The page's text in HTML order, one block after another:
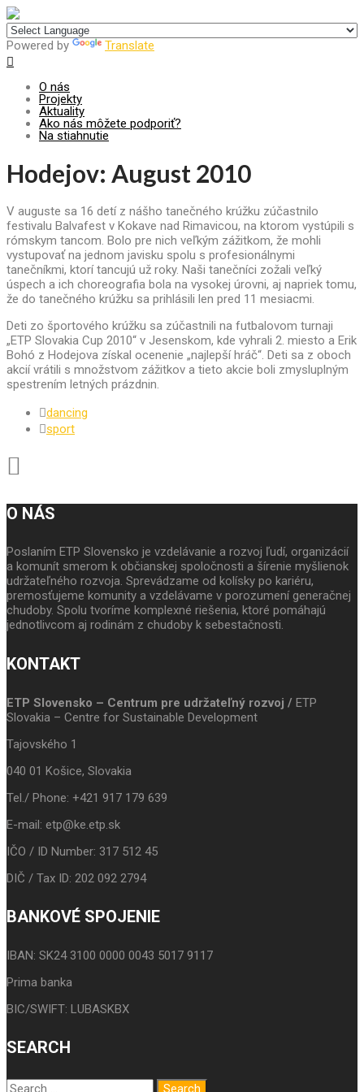
Powered by Translate
O nás
Projekty
Aktuality
Ako nás môžete podporiť?
Na stiahnutie
Hodejov: August 2010
V auguste sa 16 detí z nášho tanečného krúžku zúčastnilo
festivalu Balvafest v Kokave nad Rimavicou, na ktorom vystúpili s
rómskym tancom. Bolo pre nich veľkým zážitkom, že mohli
vystupovať na jednom javisku spolu s profesionálnymi
tanečníkmi, ktorí tancujú už roky. Naši tanečníci zožali veľký
úspech a ich choreografia bola na vysokej úrovni, aj napriek tomu,
že do tanečného krúžku sa prihlásili len pred 11 mesiacmi.
Deti zo športového krúžku sa zúčastnili na futbalovom turnaji
„ETP Slovakia Cup 2010“ v Jesenskom, kde vyhrali 2. miesto a Erik
Bohó z Hodejova získal ocenenie „najlepší hráč“. Deti sa z oboch
akcií vrátili s množstvom zážitkov a tieto akcie boli zmysluplným
spestrením letných prázdnin.
dancing
sport
O NÁS
Poslaním ETP Slovensko je vzdelávanie a rozvoj ľudí, organizácií
a komunít smerom k občianskej spoločnosti a šírenie myšlienok
udržateľného rozvoja. Sprevádzame od kolísky po kariéru,
premosťujeme komunity a vzdelávame v porozumení generačnej
chudoby. Spolu tvoríme komplexné riešenia, ktoré pomáhajú
jednotlivcom aj rodinám z chudoby k sebestačnosti.
KONTAKT
ETP Slovensko – Centrum pre udržateľný rozvoj / ETP
Slovakia – Centre for Sustainable Development
Tajovského 1
040 01 Košice, Slovakia
Tel./ Phone: +421 917 179 639
E-mail: etp@ke.etp.sk
IČO / ID Number: 317 512 45
DIČ / Tax ID: 202 092 2794
BANKOVÉ SPOJENIE
IBAN: SK24 3100 0000 0043 5017 9117
Prima banka
BIC/SWIFT: LUBASKBX
SEARCH